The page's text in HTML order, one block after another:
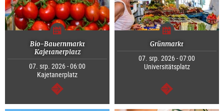
Bio-Bauernmarkt
Kajetanerplatz
07. srp. 2026 - 06:00
Kajetanerplatz
continue
Grünmarkt
07. srp. 2026 - 07:00
Universitätsplatz
continue